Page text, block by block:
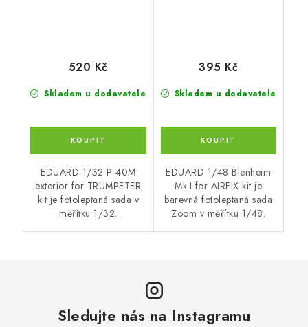
Skladem u dodavatele
520 Kč
EDUARD 1/32 P-40M
exterior for TRUMPETER
kit je fotoleptaná sada v
měřítku 1/32.
Skladem u dodavatele
395 Kč
EDUARD 1/48 Blenheim
Mk.I for AIRFIX kit je
barevná fotoleptaná sada
Zoom v měřítku 1/48.
Sledujte nás na Instagramu